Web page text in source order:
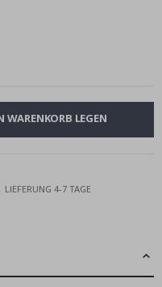
WARENKORB LEGEN
LIEFERUNG 4-7 TAGE